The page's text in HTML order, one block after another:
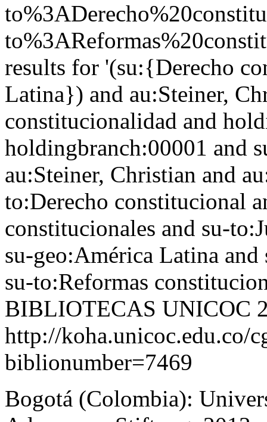
results for '(su:{Derecho
Latina}) and au:Steiner,
constitucionalidad and
holdingbranch:00001 and
au:Steiner, Christian and
to:Derecho constitucional
constitucionales and su-
su-geo:América Latina
su-to:Reformas
BIBLIOTECAS UNICOC
http://koha.unicoc.edu.co/
biblionumber=7469
Bogotá (Colombia):